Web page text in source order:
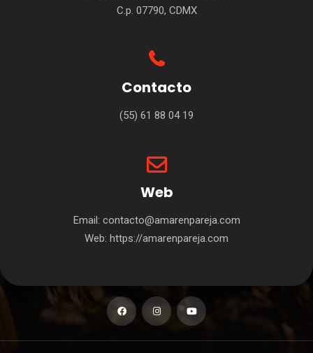
C.p. 07790, CDMX
Contacto
(55) 61 88 04 19
Web
Email: contacto@amarenpareja.com
Web: https://amarenpareja.com